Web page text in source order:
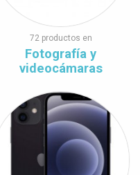
72 productos en
Fotografía y
videocámaras